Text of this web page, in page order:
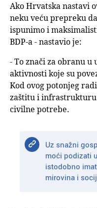
Ako Hrvatska nastavi
neku veću prepreku
ispunimo i
BDP-a - nastavio je:
- To znači za obranu u
aktivnosti koje su
Kod ovog potonjeg
zaštitu i infrastrukturu
civilne potrebe.
Uz snažni
moći podizati
istodobno
mirovina i